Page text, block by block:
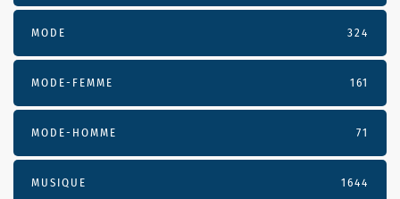
MODE 324
MODE-FEMME 161
MODE-HOMME 71
MUSIQUE 1644